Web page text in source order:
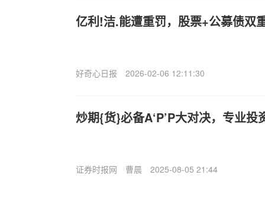
亿利!洁.能遭重罚，股票+公募债双
好奇心日报 2026-02-06 12:11:30
炒期{货}必备A‘P’P大对决，专业投
证券时报网 曹晨 2025-08-05 21:44